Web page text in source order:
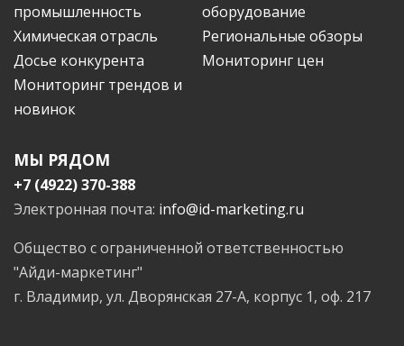
промышленность
оборудование
Химическая отрасль
Региональные обзоры
Досье конкурента
Мониторинг цен
Мониторинг трендов и
новинок
МЫ РЯДОМ
+7 (4922) 370-388
Электронная почта: info@id-marketing.ru
Общество с ограниченной ответственностью
"Айди-маркетинг"
г. Владимир, ул. Дворянская 27-А, корпус 1, оф. 217